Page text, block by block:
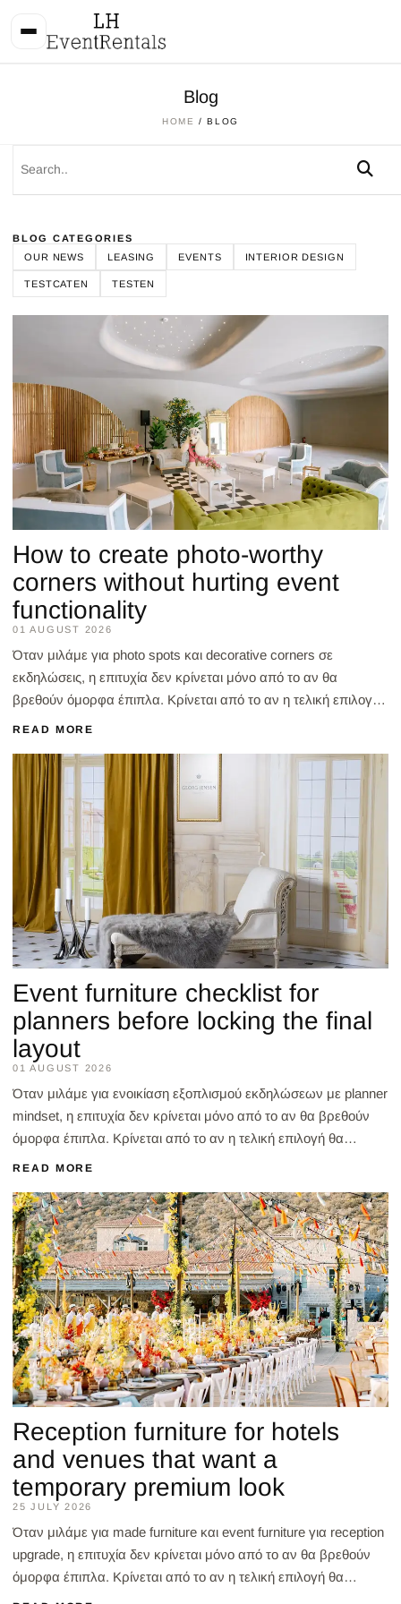
Blog
HOME / BLOG
How to create photo-worthy
corners without hurting event
functionality
01 AUGUST 2026
Όταν μιλάμε για photo spots και decorative corners σε
εκδηλώσεις, η επιτυχία δεν κρίνεται μόνο από το αν θα
βρεθούν όμορφα έπιπλα. Κρίνεται από το αν η τελική επιλογή
θα εξυπηρετήσει σωστά την εμπειρία του καλεσμένου, τη...
READ MORE
Event furniture checklist for
planners before locking the final
layout
01 AUGUST 2026
Όταν μιλάμε για ενοικίαση εξοπλισμού εκδηλώσεων με planner
mindset, η επιτυχία δεν κρίνεται μόνο από το αν θα βρεθούν
όμορφα έπιπλα. Κρίνεται από το αν η τελική επιλογή θα
εξυπηρετήσει σωστά την εμπειρία του καλεσμένου,...
READ MORE
Reception furniture for hotels
and venues that want a
temporary premium look
25 JULY 2026
Όταν μιλάμε για made furniture και event furniture για reception
upgrade, η επιτυχία δεν κρίνεται μόνο από το αν θα βρεθούν
όμορφα έπιπλα. Κρίνεται από το αν η τελική επιλογή θα
εξυπηρετήσει σωστά την εμπειρία του καλεσμ...
BLOG CATEGORIES
OUR NEWS
LEASING EVENTS INTERIOR DESIGN
TESTCATEN TESTEN